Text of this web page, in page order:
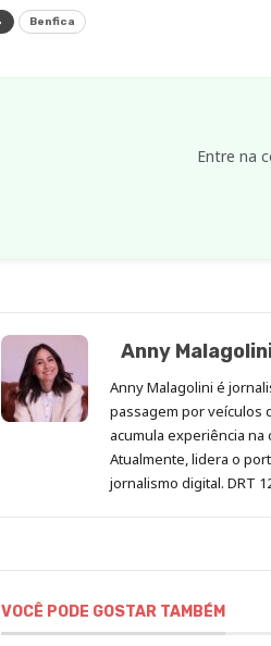
Benfica
Entre na
Anny
Anny Malagolini é
passagem por veículos
acumula experiência
Atualmente, lidera o
jornalismo digital. DRT
VOCÊ PODE GOSTAR TAMBÉM